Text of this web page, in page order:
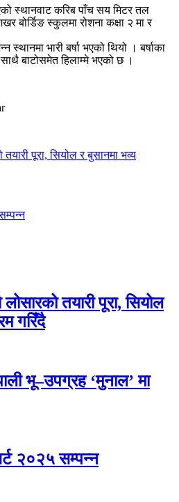
स्थानवाट करिब पाँच सय मिटर तल
बोर्डिङ स्कुलमा रोशना कक्षा २ मा र
स्थानमा भारी बर्षा भएको थियो । बर्षाका
बाटोसमेत हिलाम्मे भएको छ ।
तयारी पूरा, सियोल र बुसानमा भव्य
लोसारको तयारी पूरा, सियोल
गरिँदै
भू–उपग्रह ‘मुनाल’ मा
२०२५ सम्पन्न